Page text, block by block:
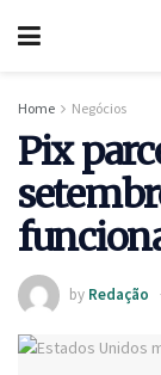
Home Negócios
Pix
by Redação